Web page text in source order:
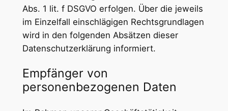
Abs. 1 lit. f DSGVO erfolgen. Über die jeweils
im Einzelfall einschlägigen Rechtsgrundlagen
wird in den folgenden Absätzen dieser
Datenschutzerklärung informiert.
Empfänger von
personenbezogenen Daten